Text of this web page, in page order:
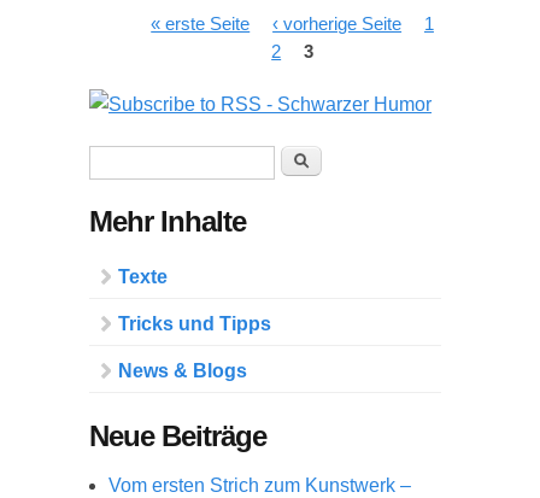
Seiten« erste Seite ‹ vorherige Seite
1
2
3
Suche
Mehr Inhalte
Texte
Tricks und Tipps
News & Blogs
Neue Beiträge
Vom ersten Strich zum Kunstwerk –